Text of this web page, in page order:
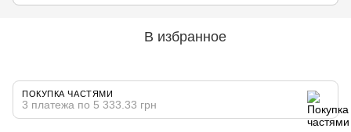
В избранное
ПОКУПКА ЧАСТЯМИ
3 платежа по 5 333.33 грн